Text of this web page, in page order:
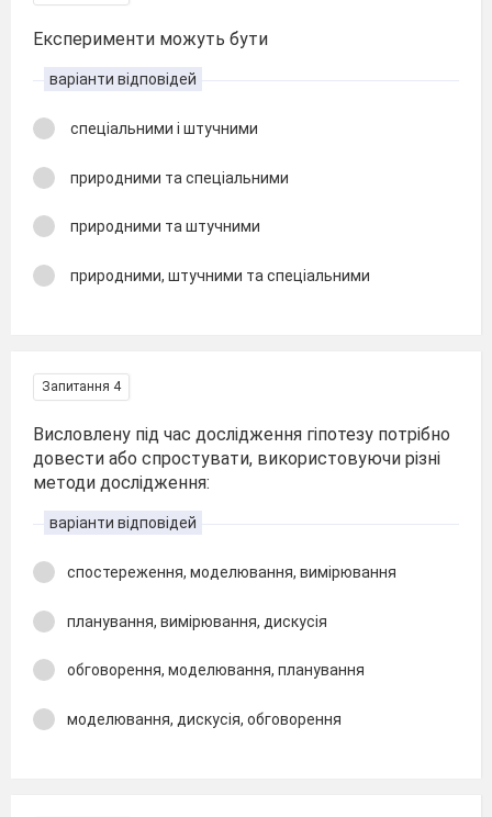
Експерименти можуть бути
варіанти відповідей
спеціальними і штучними
природними та спеціальними
природними та штучними
природними, штучними та спеціальними
Запитання 4
Висловлену під час дослідження гіпотезу потрібно
довести або спростувати, використовуючи різні
методи дослідження:
варіанти відповідей
спостереження, моделювання, вимірювання
планування, вимірювання, дискусія
обговорення, моделювання, планування
моделювання, дискусія, обговорення